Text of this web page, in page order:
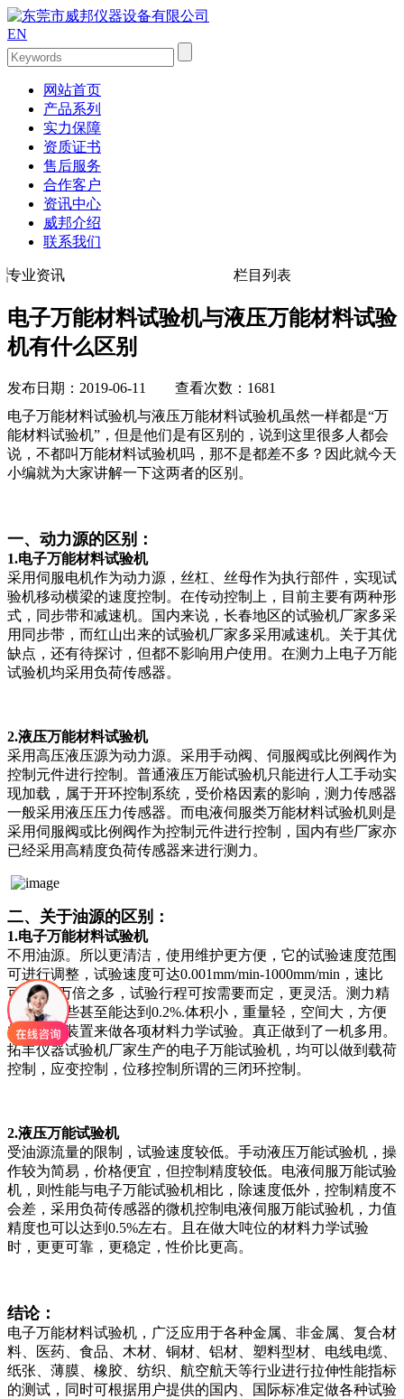
EN
网站首页
产品系列
实力保障
资质证书
售后服务
合作客户
资讯中心
威邦介绍
联系我们
专业资讯 栏目列表
电子万能材料试验机与液压万能材料试验
机有什么区别
发布日期：2019-06-11 查看次数：1681
电子万能材料试验机与液压万能材料试验机虽然一样都是“万
能材料试验机”，但是他们是有区别的，说到这里很多人都会
说，不都叫万能材料试验机吗，那不是都差不多？因此就今天
小编就为大家讲解一下这两者的区别。
一、动力源的区别：
1.电子万能材料试验机
采用伺服电机作为动力源，丝杠、丝母作为执行部件，实现试
验机移动横梁的速度控制。在传动控制上，目前主要有两种形
式，同步带和减速机。国内来说，长春地区的试验机厂家多采
用同步带，而红山出来的试验机厂家多采用减速机。关于其优
缺点，还有待探讨，但都不影响用户使用。在测力上电子万能
试验机均采用负荷传感器。
2.液压万能材料试验机
采用高压液压源为动力源。采用手动阀、伺服阀或比例阀作为
控制元件进行控制。普通液压万能试验机只能进行人工手动实
现加载，属于开环控制系统，受价格因素的影响，测力传感器
一般采用液压压力传感器。而电液伺服类万能材料试验机则是
采用伺服阀或比例阀作为控制元件进行控制，国内有些厂家亦
已经采用高精度负荷传感器来进行测力。
二、关于油源的区别：
1.电子万能材料试验机
不用油源。所以更清洁，使用维护更方便，它的试验速度范围
可进行调整，试验速度可达0.001mm/min-1000mm/min，速比
可达100万倍之多，试验行程可按需要而定，更灵活。测力精
度高，有些甚至能达到0.2%.体积小，重量轻，空间大，方便
加配相应装置来做各项材料力学试验。真正做到了一机多用。
拓丰仪器试验机厂家生产的电子万能试验机，均可以做到载荷
控制，应变控制，位移控制所谓的三闭环控制。
2.液压万能试验机
受油源流量的限制，试验速度较低。手动液压万能试验机，操
作较为简易，价格便宜，但控制精度较低。电液伺服万能试验
机，则性能与电子万能试验机相比，除速度低外，控制精度不
会差，采用负荷传感器的微机控制电液伺服万能试验机，力值
精度也可以达到0.5%左右。且在做大吨位的材料力学试验
时，更更可靠，更稳定，性价比更高。
结论：
电子万能材料试验机，广泛应用于各种金属、非金属、复合材
料、医药、食品、木材、铜材、铝材、塑料型材、电线电缆、
纸张、薄膜、橡胶、纺织、航空航天等行业进行拉伸性能指标
的测试，同时可根据用户提供的国内、国际标准定做各种试验